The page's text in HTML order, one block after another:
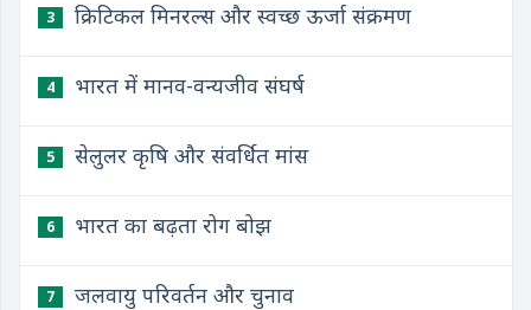
3 क्रिटिकल मिनरल्स और स्वच्छ ऊर्जा संक्रमण
4 भारत में मानव-वन्यजीव संघर्ष
5 सेलुलर कृषि और संवर्धित मांस
6 भारत का बढ़ता रोग बोझ
7 जलवायु परिवर्तन और चुनाव